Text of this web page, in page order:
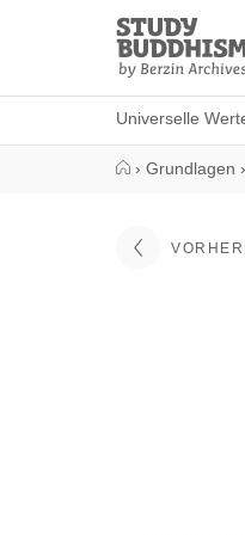
Study
Buddhism
Home
Universelle
› Grundlagen ›